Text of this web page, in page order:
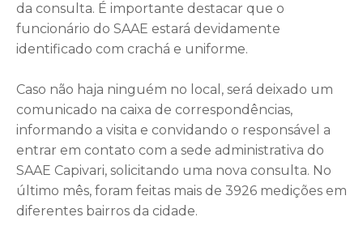
da consulta. É importante destacar que o
funcionário do SAAE estará devidamente
identificado com crachá e uniforme.
Caso não haja ninguém no local, será deixado um
comunicado na caixa de correspondências,
informando a visita e convidando o responsável a
entrar em contato com a sede administrativa do
SAAE Capivari, solicitando uma nova consulta. No
último mês, foram feitas mais de 3926 medições em
diferentes bairros da cidade.